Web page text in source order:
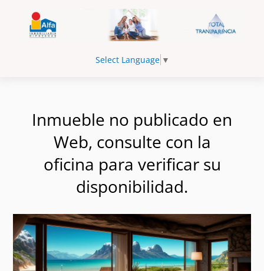
Select Language ▼
Inmueble no publicado en
Web, consulte con la
oficina para verificar su
disponibilidad.